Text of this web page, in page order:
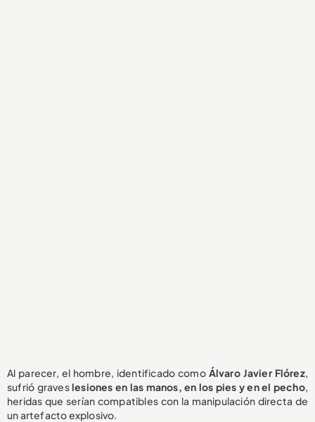
Al parecer, el hombre, identificado como Álvaro Javier Flórez,
sufrió graveslesiones en las manos, en los pies y en el pecho,
heridas que serían compatibles con la manipulación directa de
un artefacto explosivo.